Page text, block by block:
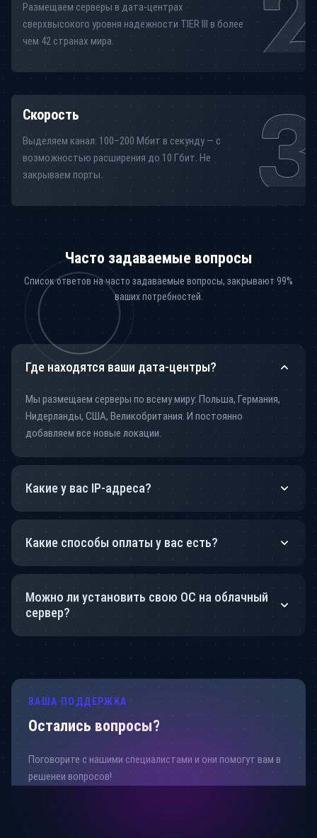
Размещаем серверы в дата-центрах
сверхвысокого уровня надежности TIER III в более
чем 42 странах мира.
Скорость
Выделяем канал: 100–200 Мбит в секунду — с
возможностью расширения до 10 Гбит. Не
закрываем порты.
Часто задаваемые вопросы
Список ответов на часто задаваемые вопросы, закрывают 99%
ваших потребностей.
Где находятся ваши дата-центры?
Мы размещаем серверы по всему миру: Польша, Германия,
Нидерланды, США, Великобритания. И постоянно
добавляем все новые локации.
Какие у вас IP-адреса?
Какие способы оплаты у вас есть?
Можно ли установить свою ОС на облачный
сервер?
ВАША ПОДДЕРЖКА
Остались вопросы?
Поговорите с нашими специалистами и они помогут вам в
решенеи вопросов!